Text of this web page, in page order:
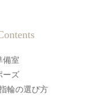
備室
ーズ
輪の選び方